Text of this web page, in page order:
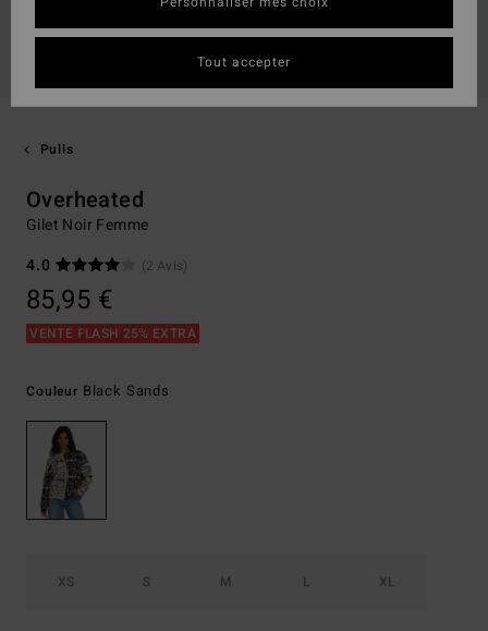
Pulls
Overheated
Gilet Noir Femme
4.0
(2 Avis)
85,95 €
VENTE FLASH 25% EXTRA
Couleur Black Sands
XS S M L XL
Tout accepter